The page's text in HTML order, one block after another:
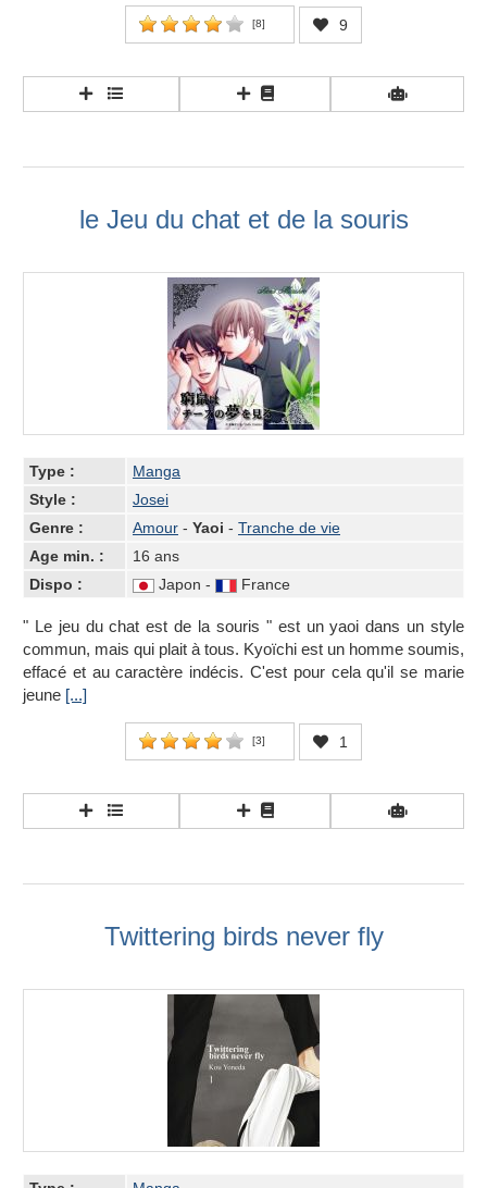
[8] 9
le Jeu du chat et de la souris
Type :
Manga
Style :
Josei
Genre :
Amour - Yaoi - Tranche de vie
Age min. :
16 ans
Dispo :
Japon - France
" Le jeu du chat est de la souris " est un yaoi dans un style
commun, mais qui plait à tous. Kyoïchi est un homme soumis,
effacé et au caractère indécis. C'est pour cela qu'il se marie
jeune [...]
[3] 1
Twittering birds never fly